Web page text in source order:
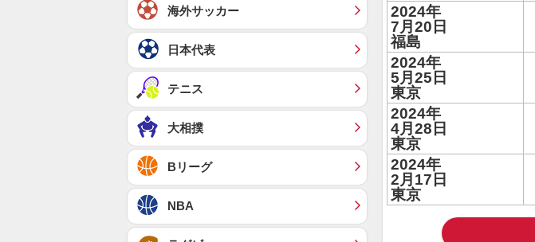
2024年
7月20日
福島
2024年
5月25日
東京
2024年
4月28日
東京
2024年
2月17日
東京
海外サッカー
日本代表
テニス
大相撲
Bリーグ
NBA